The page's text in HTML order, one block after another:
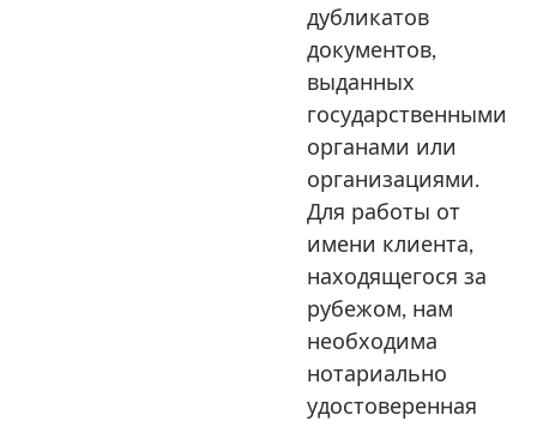
дубликатов
документов,
выданных
государственными
органами или
организациями.
Для работы от
имени клиента,
находящегося за
рубежом, нам
необходима
нотариально
удостоверенная